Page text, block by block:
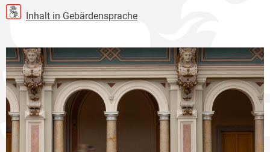
Inhalt in Gebärdensprache